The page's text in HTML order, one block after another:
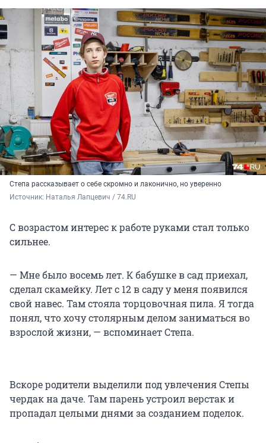
Степа рассказывает о себе скромно и лаконично, но уверенно
Источник: Наталья Лапцевич / 74.RU
С возрастом интерес к работе руками стал только
сильнее.
— Мне было восемь лет. К бабушке в сад приехал,
сделал скамейку. Лет с 12 в саду у меня появился
свой навес. Там стояла торцовочная пила. Я тогда
понял, что хочу столярным делом заниматься во
взрослой жизни, — вспоминает Степа.
Вскоре родители выделили под увлечения Степы
чердак на даче. Там парень устроил верстак и
пропадал целыми днями за созданием поделок.